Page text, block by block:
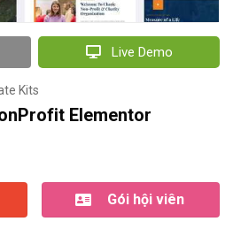
Live Demo
Kits
Elementor
Gói hội viên